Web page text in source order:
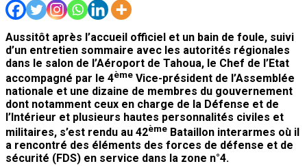
Aussitôt après l’accueil officiel et un bain de foule, suivi
d’un entretien sommaire avec les autorités régionales
dans le salon de l’Aéroport de Tahoua, le Chef de l’Etat
accompagné par le 4ème Vice-président de l’Assemblée
nationale et une dizaine de membres du gouvernement
dont notamment ceux en charge de la Défense et de
l’Intérieur et plusieurs hautes personnalités civiles et
militaires, s’est rendu au 42ème Bataillon interarmes où il
a rencontré des éléments des forces de défense et de
sécurité (FDS) en service dans la zone n°4.